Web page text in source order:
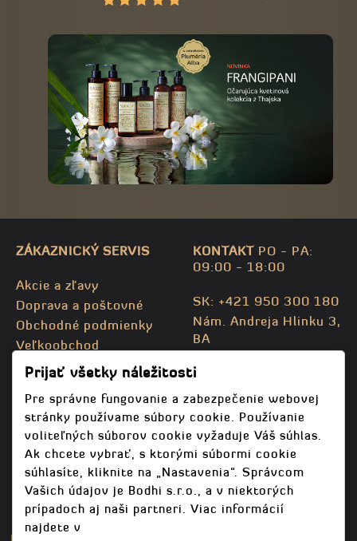
ZÁKAZNICKÝ SERVIS
Akcie a zľavy
Doprava a poštovné
Obchodné podmienky
Veľkoobchod
Kontaktujte nás
Mapa stránky
KONTAKTPO - PA:
09:00 - 18:00
SK: +421 950 300 180
Nám. Andreja Hlinku 3,
BA
info@bodhispa.sk
info@bodhi.cz
Prijať všetky náležitosti
Pre správne fungovanie a zabezpečenie webovej
stránky používame súbory cookie. Používanie
voliteľných súborov cookie vyžaduje Váš súhlas.
Ak chcete vybrať, s ktorými súbormi cookie
súhlasíte, kliknite na „Nastavenia“. Správcom
Vašich údajov je Bodhi s.r.o., a v niektorých
prípadoch aj naši partneri. Viac informácií
najdete v